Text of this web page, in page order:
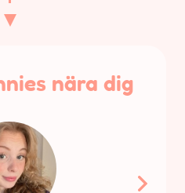
nära dig